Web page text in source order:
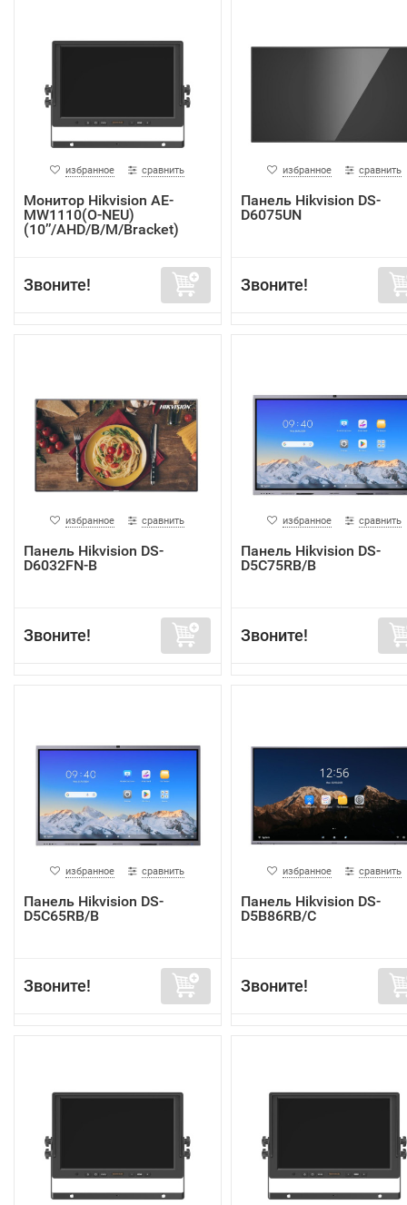
избранное сравнить
Монитор Hikvision AE-
MW1110(O-NEU)
(10’’/AHD/B/M/Bracket)
Звоните!
избранное сравнить
Панель Hikvision DS-
D6075UN
Звоните!
избранное сравнить
Панель Hikvision DS-
D6032FN-B
Звоните!
избранное сравнить
Панель Hikvision DS-
D5C75RB/B
Звоните!
избранное сравнить
Панель Hikvision DS-
D5C65RB/B
Звоните!
избранное сравнить
Панель Hikvision DS-
D5B86RB/C
Звоните!